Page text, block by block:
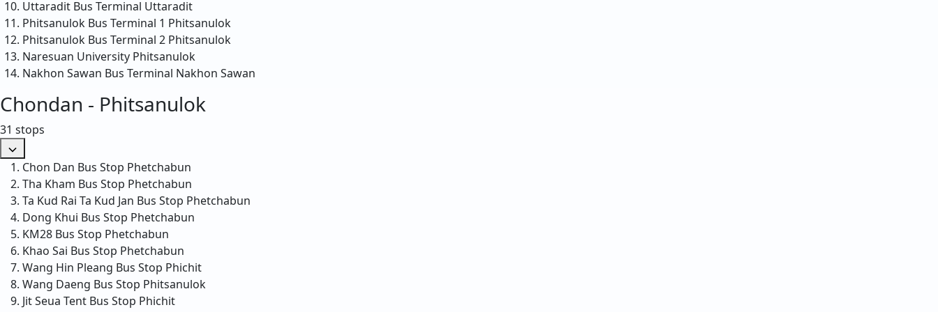
Uttaradit Bus Terminal Uttaradit
Phitsanulok Bus Terminal 1 Phitsanulok
Phitsanulok Bus Terminal 2 Phitsanulok
Naresuan University Phitsanulok
Nakhon Sawan Bus Terminal Nakhon Sawan
Chondan - Phitsanulok
31 stops
Chon Dan Bus Stop Phetchabun
Tha Kham Bus Stop Phetchabun
Ta Kud Rai Ta Kud Jan Bus Stop Phetchabun
Dong Khui Bus Stop Phetchabun
KM28 Bus Stop Phetchabun
Khao Sai Bus Stop Phetchabun
Wang Hin Pleang Bus Stop Phichit
Wang Daeng Bus Stop Phitsanulok
Jit Seua Tent Bus Stop Phichit